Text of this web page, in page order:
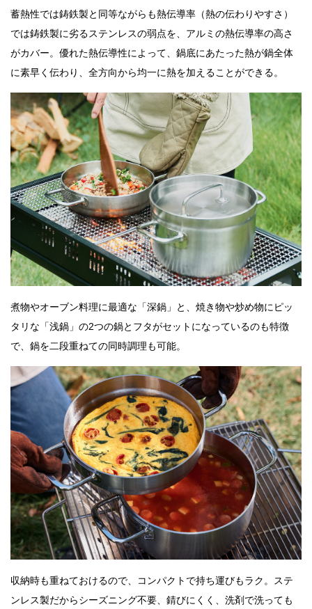
蓄熱性では鋳鉄製と同等ながらも熱伝導率（熱の伝わりやすさ）
では鋳鉄製に劣るステンレスの弱点を、アルミの熱伝導率の高さ
がカバー。優れた熱伝導性によって、鍋底にあたった熱が鍋全体
に素早く伝わり、全方向から均一に熱を加えることができる。
煮物やオーブン料理に最適な「深鍋」と、焼き物や炒め物にピッ
タリな「浅鍋」の2つの鍋とフタがセットになっているのも特徴
で、鍋を二段重ねての同時調理も可能。
収納時も重ねておけるので、コンパクトで持ち運びもラク。ステ
ンレス製だからシーズニング不要、錆びにくく、洗剤で洗っても